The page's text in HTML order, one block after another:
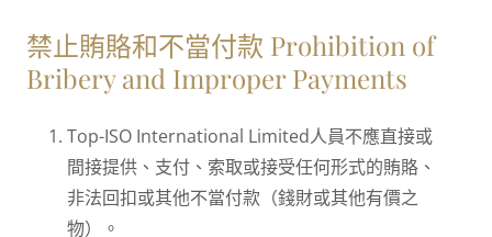
禁止賄賂和不當付款 Prohibition of
Bribery and Improper Payments
Top-ISO International Limited人員不應直接或
間接提供、支付、索取或接受任何形式的賄賂、
非法回扣或其他不當付款（錢財或其他有價之
物）。